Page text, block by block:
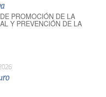
PROMOCIÓN DE LA
Y PREVENCIÓN DE LA